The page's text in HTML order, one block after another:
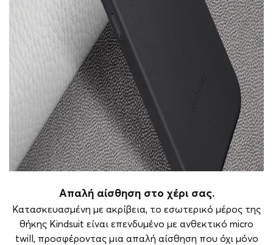
Απαλή αίσθηση στο χέρι σας.
Κατασκευασμένη με ακρίβεια, το εσωτερικό μέρος της
θήκης Kindsuit είναι επενδυμένο με ανθεκτικό micro
twill, προσφέροντας μια απαλή αίσθηση που όχι μόνο